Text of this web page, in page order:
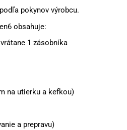
pokynov výrobcu.
obsahuje:
1 zásobníka
na utierku a kefkou)
a prepravu)